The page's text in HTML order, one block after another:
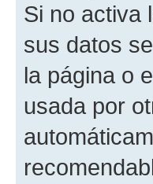
Si no activa
sus datos
la página o
usada por